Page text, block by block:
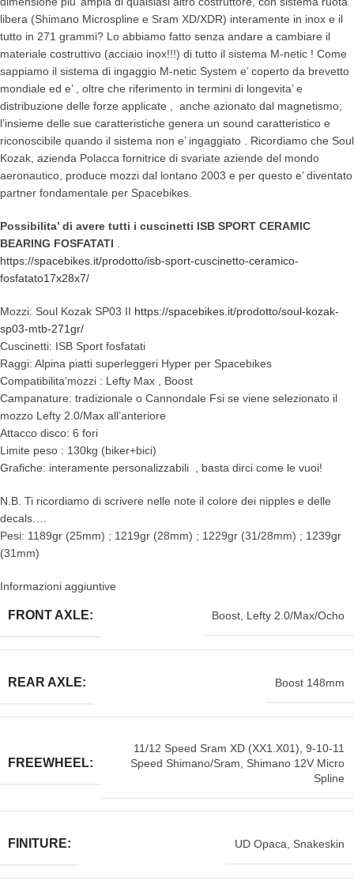
libera (Shimano Microspline e Sram XD/XDR) interamente in inox e il
tutto in 271 grammi? Lo abbiamo fatto senza andare a cambiare il
materiale costruttivo (acciaio inox!!!) di tutto il sistema M-netic ! Come
sappiamo il sistema di ingaggio M-netic System e’ coperto da brevetto
mondiale ed e’ , oltre che riferimento in termini di longevita’ e
distribuzione delle forze applicate , anche azionato dal magnetismo;
l’insieme delle sue caratteristiche genera un sound caratteristico e
riconoscibile quando il sistema non e’ ingaggiato . Ricordiamo che Soul
Kozak, azienda Polacca fornitrice di svariate aziende del mondo
aeronautico, produce mozzi dal lontano 2003 e per questo e’ diventato
partner fondamentale per Spacebikes.
Possibilita’ di avere tutti i cuscinetti ISB SPORT CERAMIC
BEARING FOSFATATI .
https://spacebikes.it/prodotto/isb-sport-cuscinetto-ceramico-
fosfatato17x28x7/
Mozzi: Soul Kozak SP03 II https://spacebikes.it/prodotto/soul-kozak-
sp03-mtb-271gr/
Cuscinetti: ISB Sport fosfatati
Raggi: Alpina piatti superleggeri Hyper per Spacebikes
Compatibilita’mozzi : Lefty Max , Boost
Campanature: tradizionale o Cannondale Fsi se viene selezionato il
mozzo Lefty 2.0/Max all’anteriore
Attacco disco: 6 fori
Limite peso : 130kg (biker+bici)
Grafiche: interamente personalizzabili , basta dirci come le vuoi!
N.B. Ti ricordiamo di scrivere nelle note il colore dei nipples e delle
decals….
Pesi: 1189gr (25mm) ; 1219gr (28mm) ; 1229gr (31/28mm) ; 1239gr
(31mm)
Informazioni aggiuntive
FRONT AXLE: Boost, Lefty 2.0/Max/Ocho
REAR AXLE: Boost 148mm
FREEWHEEL:
11/12 Speed Sram XD (XX1.X01), 9-10-11
Speed Shimano/Sram, Shimano 12V Micro
Spline
FINITURE: UD Opaca, Snakeskin